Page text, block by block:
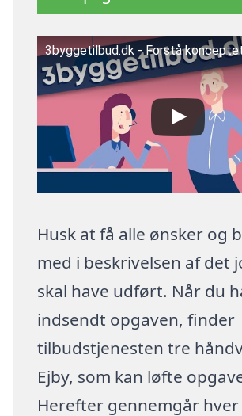
3byggetilbud.dk - Forstå
Husk at få alle ønsker og
med i beskrivelsen af det
skal have udført. Når du
indsendt opgaven, finder
tilbudstjenesten tre
Ejby, som kan løfte
Herefter gennemgår